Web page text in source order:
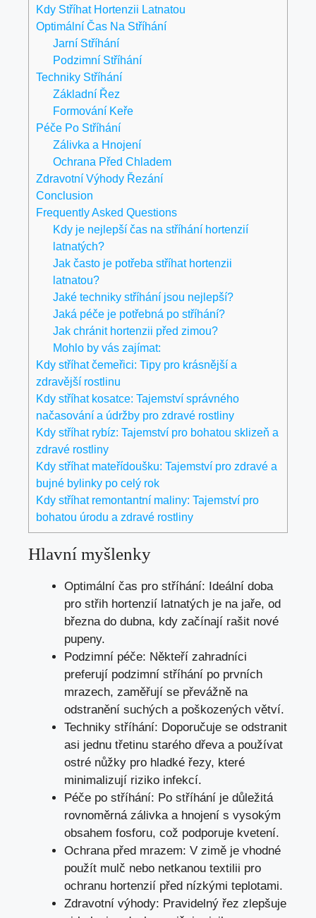
Kdy Stříhat Hortenzii Latnatou
Optimální Čas Na Stříhání
Jarní Stříhání
Podzimní Stříhání
Techniky Stříhání
Základní Řez
Formování Keře
Péče Po Stříhání
Zálivka a Hnojení
Ochrana Před Chladem
Zdravotní Výhody Řezání
Conclusion
Frequently Asked Questions
Kdy je nejlepší čas na stříhání hortenzií
latnatých?
Jak často je potřeba stříhat hortenzii
latnatou?
Jaké techniky stříhání jsou nejlepší?
Jaká péče je potřebná po stříhání?
Jak chránit hortenzii před zimou?
Mohlo by vás zajímat:
Kdy stříhat čemeřici: Tipy pro krásnější a
zdravější rostlinu
Kdy stříhat kosatce: Tajemství správného
načasování a údržby pro zdravé rostliny
Kdy stříhat rybíz: Tajemství pro bohatou sklizeň a
zdravé rostliny
Kdy stříhat mateřídoušku: Tajemství pro zdravé a
bujné bylinky po celý rok
Kdy stříhat remontantní maliny: Tajemství pro
bohatou úrodu a zdravé rostliny
Hlavní myšlenky
Optimální čas pro stříhání: Ideální doba
pro střih hortenzií latnatých je na jaře, od
března do dubna, kdy začínají rašit nové
pupeny.
Podzimní péče: Někteří zahradníci
preferují podzimní stříhání po prvních
mrazech, zaměřují se převážně na
odstranění suchých a poškozených větví.
Techniky stříhání: Doporučuje se odstranit
asi jednu třetinu starého dřeva a používat
ostré nůžky pro hladké řezy, které
minimalizují riziko infekcí.
Péče po stříhání: Po stříhání je důležitá
rovnoměrná zálivka a hnojení s vysokým
obsahem fosforu, což podporuje kvetení.
Ochrana před mrazem: V zimě je vhodné
použít mulč nebo netkanou textilii pro
ochranu hortenzií před nízkými teplotami.
Zdravotní výhody: Pravidelný řez zlepšuje